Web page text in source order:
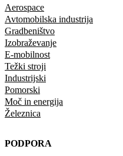
Aerospace
Avtomobilska industrija
Gradbeništvo
Izobraževanje
E-mobilnost
Težki stroji
Industrijski
Pomorski
Moč in energija
Železnica
PODPORA